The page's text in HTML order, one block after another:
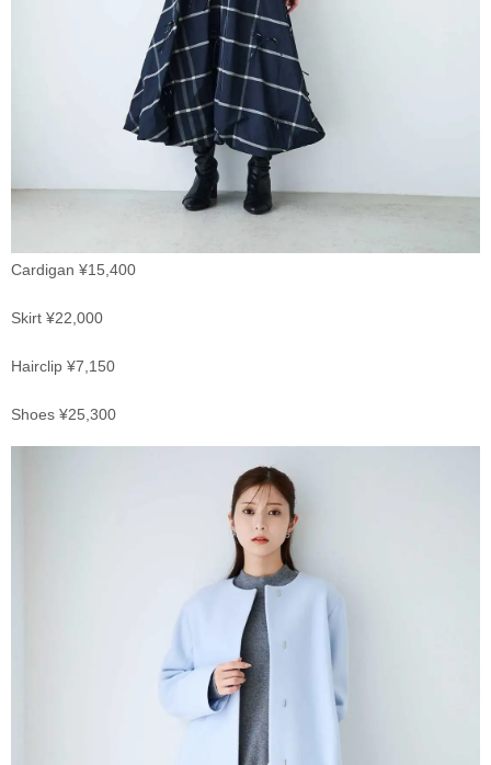
Cardigan ¥15,400
Skirt ¥22,000
Hairclip ¥7,150
Shoes ¥25,300